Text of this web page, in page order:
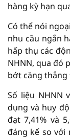
hàng kỳ hạn
Có thể nói
nhu cầu ngắn
hấp thụ các
NHNN, qua đó
bớt căng
Số liệu NHNN
dụng và huy
đạt 7,41% và
đáng kể so với